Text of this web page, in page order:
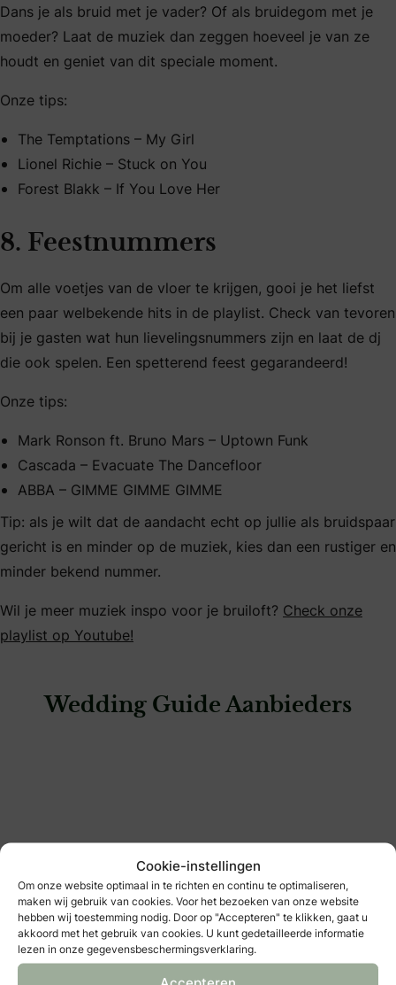
Cookie-instellingen
Om onze website optimaal in te richten en continu te optimaliseren,
maken wij gebruik van cookies. Voor het bezoeken van onze website
hebben wij toestemming nodig. Door op "Accepteren" te klikken, gaat u
akkoord met het gebruik van cookies. U kunt gedetailleerde informatie
lezen in onze gegevensbeschermingsverklaring.
Dans je als bruid met je vader? Of als bruidegom met je
moeder? Laat de muziek dan zeggen hoeveel je van ze
houdt en geniet van dit speciale moment.
Onze tips:
The Temptations – My Girl
Lionel Richie – Stuck on You
Forest Blakk – If You Love Her
8. Feestnummers
Om alle voetjes van de vloer te krijgen, gooi je het liefst
een paar welbekende hits in de playlist. Check van tevoren
bij je gasten wat hun lievelingsnummers zijn en laat de dj
die ook spelen. Een spetterend feest gegarandeerd!
Onze tips:
Mark Ronson ft. Bruno Mars – Uptown Funk
Cascada – Evacuate The Dancefloor
ABBA – GIMME GIMME GIMME
Tip: als je wilt dat de aandacht echt op jullie als bruidspaar
gericht is en minder op de muziek, kies dan een rustiger en
minder bekend nummer.
Wil je meer muziek inspo voor je bruiloft? Check onze
playlist op Youtube!
Wedding Guide Aanbieders
OPENINGSDANS – Breda